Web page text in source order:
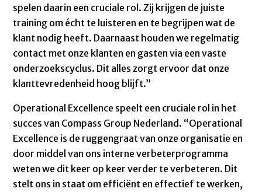
spelen daarin een cruciale rol. Zij krijgen de juiste
training om écht te luisteren en te begrijpen wat de
klant nodig heeft. Daarnaast houden we regelmatig
contact met onze klanten en gasten via een vaste
onderzoekscyclus. Dit alles zorgt ervoor dat onze
klanttevredenheid hoog blijft.”
Operational Excellence speelt een cruciale rol in het
succes van Compass Group Nederland. “Operational
Excellence is de ruggengraat van onze organisatie en
door middel van ons interne verbeterprogramma
weten we dit keer op keer verder te verbeteren. Dit
stelt ons in staat om efficiënt en effectief te werken,